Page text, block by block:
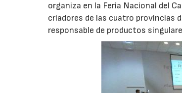
organiza en la Feria Nacional del
criadores de las cuatro provincias
responsable de productos